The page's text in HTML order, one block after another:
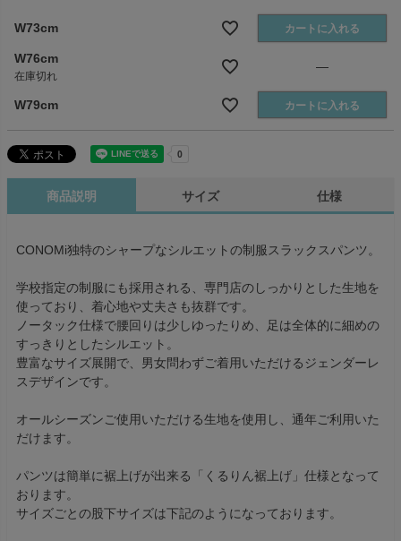
W73cm カートに入れる
W76cm
在庫切れ
—
W79cm カートに入れる
商品説明 サイズ 仕様
CONOMi独特のシャープなシルエットの制服スラックスパンツ。
学校指定の制服にも採用される、専門店のしっかりとした生地を
使っており、着心地や丈夫さも抜群です。
ノータック仕様で腰回りは少しゆったりめ、足は全体的に細めの
すっきりとしたシルエット。
豊富なサイズ展開で、男女問わずご着用いただけるジェンダーレ
スデザインです。
オールシーズンご使用いただける生地を使用し、通年ご利用いた
だけます。
パンツは簡単に裾上げが出来る「くるりん裾上げ」仕様となって
おります。
サイズごとの股下サイズは下記のようになっております。